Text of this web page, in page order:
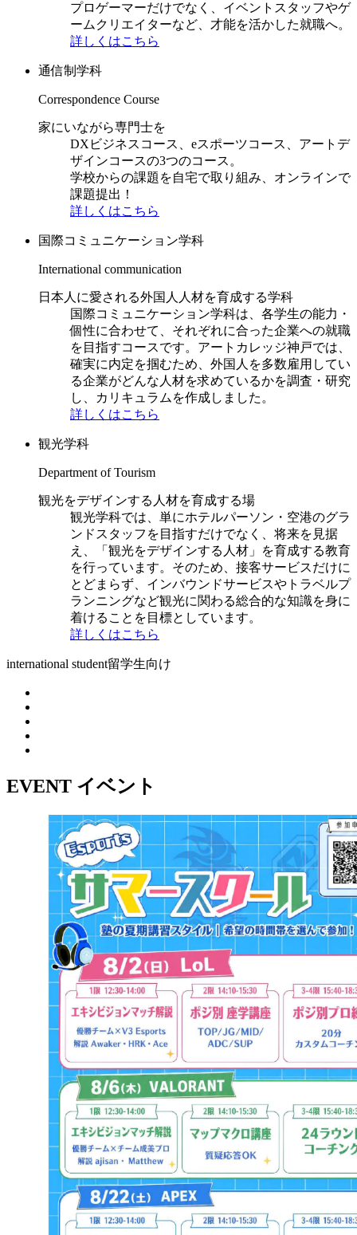
プロゲーマーだけでなく、イベントスタッフやゲ
ームクリエイターなど、才能を活かした就職へ。
詳しくはこちら
通信制学科
Correspondence Course
家にいながら専門士を
DXビジネスコース、eスポーツコース、アートデ
ザインコースの3つのコース。
学校からの課題を自宅で取り組み、オンラインで
課題提出！
詳しくはこちら
国際コミュニケーション学科
International communication
日本人に愛される外国人人材を育成する学科
国際コミュニケーション学科は、各学生の能力・
個性に合わせて、それぞれに合った企業への就職
を目指すコースです。アートカレッジ神戸では、
確実に内定を掴むため、外国人を多数雇用してい
る企業がどんな人材を求めているかを調査・研究
し、カリキュラムを作成しました。
詳しくはこちら
観光学科
Department of Tourism
観光をデザインする人材を育成する場
観光学科では、単にホテルパーソン・空港のグラ
ンドスタッフを目指すだけでなく、将来を見据
え、「観光をデザインする人材」を育成する教育
を行っています。そのため、接客サービスだけに
とどまらず、インバウンドサービスやトラベルプ
ランニングなど観光に関わる総合的な知識を身に
着けることを目標としています。
詳しくはこちら
international student留学生向け
EVENT イベント